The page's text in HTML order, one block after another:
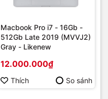
Macbook Pro i7 - 16Gb -
512Gb Late 2019 (MVVJ2)
Gray - Likenew
12.000.000₫
Thích So sánh